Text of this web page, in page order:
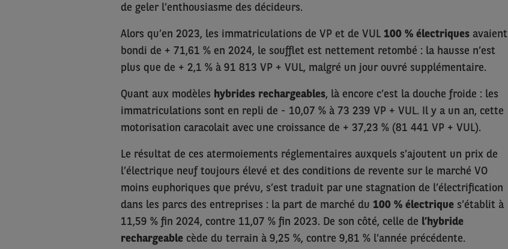
de geler l’enthousiasme des décideurs.
Alors qu’en 2023, les immatriculations de VP et de VUL 100 % électriquesavaient
bondi de + 71,61 % en 2024, le soufflet est nettement retombé : la hausse n’est
plus que de + 2,1 % à 91 813 VP + VUL, malgré un jour ouvré supplémentaire.
Quant aux modèles hybrides rechargeables, là encore c’est la douche froide : les
immatriculations sont en repli de - 10,07 % à 73 239 VP + VUL. Il y a un an, cette
motorisation caracolait avec une croissance de + 37,23 % (81 441 VP + VUL).
Le résultat de ces atermoiements réglementaires auxquels s’ajoutent un prix de
l’électrique neuf toujours élevé et des conditions de revente sur le marché VO
moins euphoriques que prévu, s’est traduit par une stagnation de l’électrification
dans les parcs des entreprises : la part de marché du 100 % électrique s’établit à
11,59 % fin 2024, contre 11,07 % fin 2023. De son côté, celle de l’hybride
rechargeablecède du terrain à 9,25 %, contre 9,81 % l’année précédente.